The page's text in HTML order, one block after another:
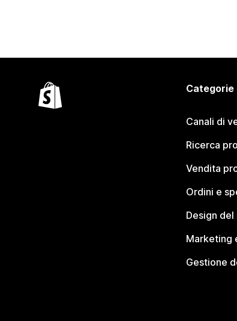
Categorie
Canali di
Ricerca
Vendita
Ordini e
Design
Marketing
Gestione